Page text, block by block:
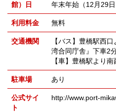
館）日
年末年始（12月29日
利用料金 無料
交通機関
【バス】豊橋駅西
湾合同庁舎』下車2
【車】豊橋駅より
駐車場 あり
公式サイ
ト
http://www.port-